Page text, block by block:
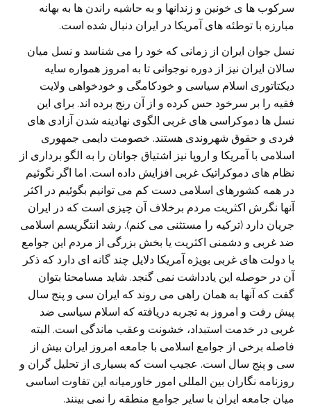
سرکوب ها ی خونين و زندانها و به حاشيه راندن ها به بهانه
مبارزه با توطئه های آمريکا در ايران دنبال شده است.
نسل جوان ايران از زمانی که خود را می شناسد و نسل ميان
سالان ايران نيز از دوره نوجوانی تا به امروز همواره سايه
ديکتاتوری اسلام سياسی و خودکامگی و خودخواهی ولايت
فقيه را بر سرخود حس کرده و از آن رنج برده اند. برای اين
نسل ها دموکراسی های غربی الگوی نهادينه شدن آزادی های
فردی و حقوق شهروندی هستند. خصومت دايمی جمهوری
اسلامی با آمريکا و اروپا نيز اشتياق جوانان را به الگو برداری از
نظام های دموکراتيک غربی افزايش داده است. اما اگر نگوئيم
در همه کشورهای اسلامی دست کم می توانيم بگوئيم در اکثر
آنها نگرش اکثريت مردم برخلاف آن چيزی است که در ايران
جريان دارد (ترکيه را مستثنی می کنم). رشد انتگريسم اسلامی
ضد غربی و دشمنی اکثريت يا بخش بزرگی از مردم اين جوامع
با دولت های غربی بويژه آمريکا دلايل چند گانه ای دارد که ذکر
آن در حوصله اين يادداشت نمی گنجد. شايد مسامحتا بتوان
گفت که آنها به همان راهی می روند که ايران سی و پنج سال
پيش رفت و امروز به تجربه دريافته که اسلام سياسی ضد
غربی در خدمت استبداد، خشونت وعقب ماندگی است. البته
فاصله برخی از جوامع اسلامی با جامعه امروز ايران بيش از
سی و پنج سال است. عجيب است که بسياری از تحليل گران و
روزنامه نگاران بين المللی امور خاورميانه اين تفاوت اساسی
ميان جامعه ايران با ساير جوامع منطقه را نمی بينند.